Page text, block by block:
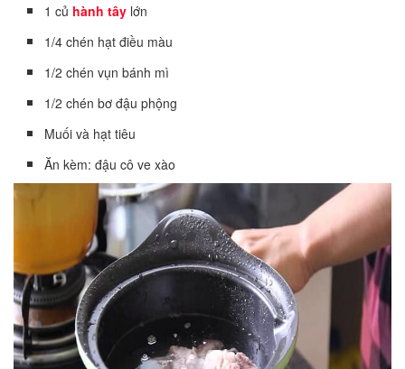
1 củ hành tây lớn
1/4 chén hạt điều màu
1/2 chén vụn bánh mì
1/2 chén bơ đậu phộng
Muối và hạt tiêu
Ăn kèm: đậu cô ve xào